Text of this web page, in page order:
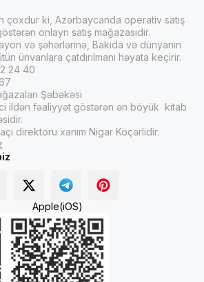
çoxdur ki, Azərbaycanda operativ satış
onlayn satış mağazasıdır.
və şəhərlərinə, Bakıda və dünyanın
ünvanlara çatdırılmanı həyata keçirir.
24 40
Şəbəkəsi
ildən fəaliyyət göstərən ən böyük kitab
direktoru xanım Nigar Köçərlidir.
Apple(iOS)